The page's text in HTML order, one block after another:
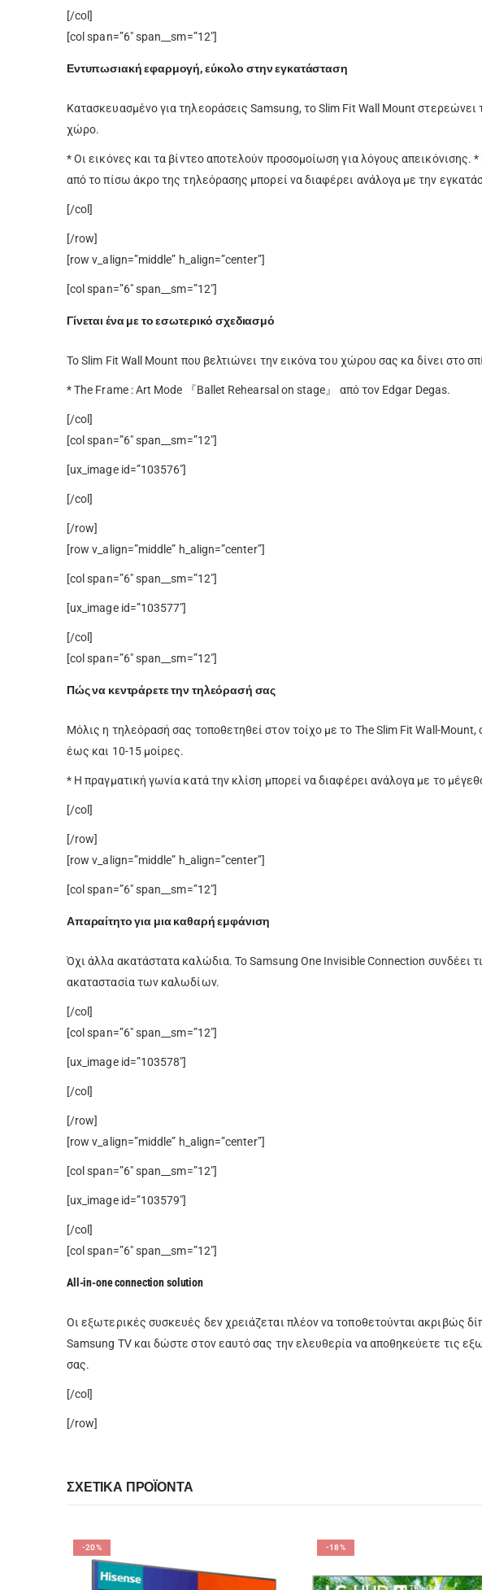
[/col]
[col span=”6″ span__sm=”12″]
Εντυπωσιακή εφαρμογή, εύκολο στην εγκατάσταση
Κατασκευασμένο για τηλεοράσεις Samsung, το Slim Fit Wall Mount στερεώνει
χώρο.
* Οι εικόνες και τα βίντεο αποτελούν προσομοίωση για λόγους
από το πίσω άκρο της τηλεόρασης μπορεί να διαφέρει ανάλογα με την
[/col]
[/row]
[row v_align=”middle” h_align=”center”]
[col span=”6″ span__sm=”12″]
Γίνεται ένα με το εσωτερικό σχεδιασμό
Το Slim Fit Wall Mount που βελτιώνει την εικόνα του χώρου σας κα δίνει στο
* The Frame : Art Mode 『Ballet Rehearsal on stage』 από τον Edgar Degas.
[/col]
[col span=”6″ span__sm=”12″]
[ux_image id=”103576″]
[/col]
[/row]
[row v_align=”middle” h_align=”center”]
[col span=”6″ span__sm=”12″]
[ux_image id=”103577″]
[/col]
[col span=”6″ span__sm=”12″]
Πώς να κεντράρετε την τηλεόρασή σας
Μόλις η τηλεόρασή σας τοποθετηθεί στον τοίχο με το The Slim Fit Wall-
έως και 10-15 μοίρες.
* Η πραγματική γωνία κατά την κλίση μπορεί να διαφέρει ανάλογα με το
[/col]
[/row]
[row v_align=”middle” h_align=”center”]
[col span=”6″ span__sm=”12″]
Απαραίτητο για μια καθαρή εμφάνιση
Όχι άλλα ακατάστατα καλώδια. Το Samsung One Invisible Connection
ακαταστασία των καλωδίων.
[/col]
[col span=”6″ span__sm=”12″]
[ux_image id=”103578″]
[/col]
[/row]
[row v_align=”middle” h_align=”center”]
[col span=”6″ span__sm=”12″]
[ux_image id=”103579″]
[/col]
[col span=”6″ span__sm=”12″]
All-in-one connection solution
Οι εξωτερικές συσκευές δεν χρειάζεται πλέον να τοποθετούνται ακριβώς
Samsung TV και δώστε στον εαυτό σας την ελευθερία να αποθηκεύετε τις
σας.
[/col]
[/row]
ΣΧΕΤΙΚΆ ΠΡΟΪΌΝΤΑ
-20% -18%